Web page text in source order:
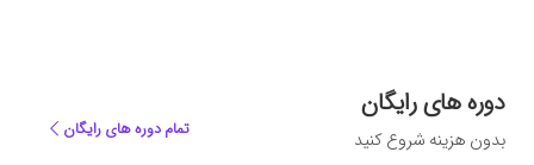
دوره های رایگان
بدون هزینه شروع کنید تمام دوره های رایگان